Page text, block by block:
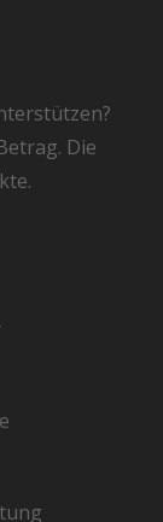
Die